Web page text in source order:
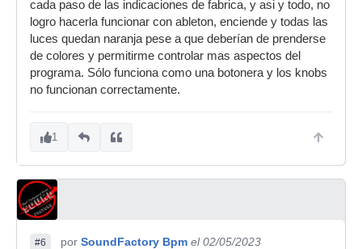
cada paso de las indicaciones de fabrica, y asi y todo, no
logro hacerla funcionar con ableton, enciende y todas las
luces quedan naranja pese a que deberían de prenderse
de colores y permitirme controlar mas aspectos del
programa. Sólo funciona como una botonera y los knobs
no funcionan correctamente.
1
#6 por SoundFactory Bpm el 02/05/2023